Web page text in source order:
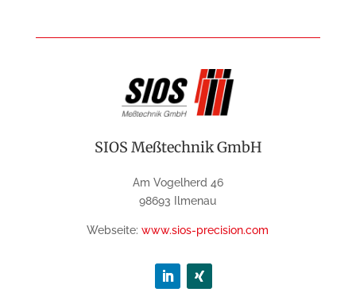
SIOS Meßtechnik GmbH
Am Vogelherd 46
98693 Ilmenau
Webseite:www.sios-precision.com